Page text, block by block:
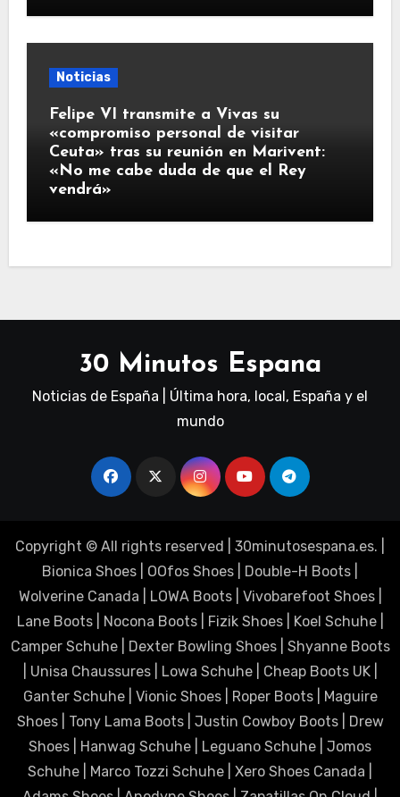
Noticias
Felipe VI transmite a Vivas su
«compromiso personal de visitar
Ceuta» tras su reunión en Marivent:
«No me cabe duda de que el Rey
vendrá»
30 Minutos Espana
Noticias de España | Última hora, local, España y el
mundo
Copyright © All rights reserved 30minutosespana.es. |
Bionica Shoes
OOfos Shoes Double-H Boots
Wolverine Canada
LOWA Boots| Vivobarefoot Shoes|
Lane Boots| Nocona Boots| Fizik Shoes| Koel Schuhe|
Camper Schuhe| Dexter Bowling Shoes| Shyanne Boots
Unisa Chaussures| Lowa Schuhe| Cheap Boots UK
Ganter Schuhe
Vionic Shoes| Roper Boots| Maguire
Shoes| Tony Lama Boots| Justin Cowboy Boots| Drew
Shoes
Hanwag Schuhe Leguano Schuhe
Jomos
Schuhe
Marco Tozzi Schuhe Xero Shoes Canada